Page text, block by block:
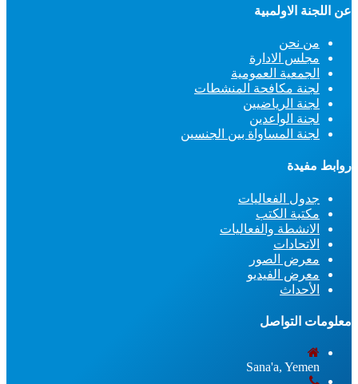
عن اللجنة الاولمبية
من نحن
مجلس الادارة
الجمعية العمومية
لجنة مكافحة المنشطات
لجنة الرياضيين
لجنة الواعدين
لجنة المساواة بين الجنسين
روابط مفيدة
جدول الفعاليات
مكتبة الكتب
الانشطة والفعاليات
الاتحادات
معرض الصور
معرض الفيديو
الأحداث
معلومات التواصل
Sana'a, Yemen